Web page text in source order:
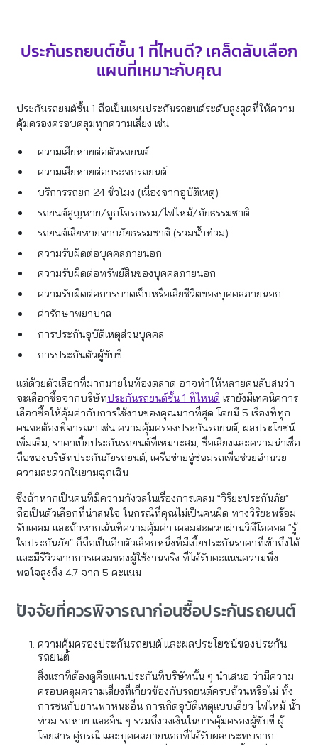
ประกันรถยนต์ชั้น 1 ที่ไหนดี? เคล็ดลับเลือก
แผนที่เหมาะกับคุณ
ประกันรถยนต์ชั้น 1 ถือเป็นแผนประกันรถยนต์ระดับสูงสุดที่ให้ความ
คุ้มครองครอบคลุมทุกความเสี่ยง เช่น
ความเสียหายต่อตัวรถยนต์
ความเสียหายต่อกระจกรถยนต์
บริการรถยก 24 ชั่วโมง (เนื่องจากอุบัติเหตุ)
รถยนต์สูญหาย/ถูกโจรกรรม/ไฟไหม้/ภัยธรรมชาติ
รถยนต์เสียหายจากภัยธรรมชาติ (รวมน้ำท่วม)
ความรับผิดต่อบุคคลภายนอก
ความรับผิดต่อทรัพย์สินของบุคคลภายนอก
ความรับผิดต่อการบาดเจ็บหรือเสียชีวิตของบุคคลภายนอก
ค่ารักษาพยาบาล
การประกันอุบัติเหตุส่วนบุคคล
การประกันตัวผู้ขับขี่
แต่ด้วยตัวเลือกที่มากมายในท้องตลาด อาจทำให้หลายคนสับสนว่า
จะเลือกซื้อจากบริษัทประกันรถยนต์ชั้น 1 ที่ไหนดี เรายังมีเทคนิคการ
เลือกซื้อให้คุ้มค่ากับการใช้งานของคุณมากที่สุด โดยมี 5 เรื่องที่ทุก
คนจะต้องพิจารณา เช่น ความคุ้มครองประกันรถยนต์, ผลประโยชน์
เพิ่มเติม, ราคาเบี้ยประกันรถยนต์ที่เหมาะสม, ชื่อเสียงและความน่าเชื่อ
ถือของบริษัทประกันภัยรถยนต์, เครือข่ายอู่ซ่อมรถเพื่อช่วยอำนวย
ความสะดวกในยามฉุกเฉิน
ซึ่งถ้าหากเป็นคนที่มีความกังวลในเรื่องการเคลม “วิริยะประกันภัย”
ถือเป็นตัวเลือกที่น่าสนใจ ในกรณีที่คุณไม่เป็นคนผิด ทางวิริยะพร้อม
รับเคลม และถ้าหากเน้นที่ความคุ้มค่า เคลมสะดวกผ่านวิดีโอคอล “รู้
ใจประกันภัย” ก็ถือเป็นอีกตัวเลือกหนึ่งที่มีเบี้ยประกันราคาที่เข้าถึงได้
และมีรีวิวจากการเคลมของผู้ใช้งานจริง ที่ได้รับคะแนนความพึง
พอใจสูงถึง 4.7 จาก 5 คะแนน
ปัจจัยที่ควรพิจารณาก่อนซื้อประกันรถยนต์
ความคุ้มครองประกันรถยนต์ และผลประโยชน์ของประกัน
รถยนต์
สิ่งแรกที่ต้องดูคือแผนประกันที่บริษัทนั้น ๆ นำเสนอ ว่ามีความ
ครอบคลุมความเสี่ยงที่เกี่ยวข้องกับรถยนต์ครบถ้วนหรือไม่ ทั้ง
การชนกับยานพาหนะอื่น การเกิดอุบัติเหตุแบบเดี่ยว ไฟไหม้ น้ำ
ท่วม รถหาย และอื่น ๆ รวมถึงวงเงินในการคุ้มครองผู้ขับขี่ ผู้
โดยสาร คู่กรณี และบุคคลภายนอกที่ได้รับผลกระทบจาก